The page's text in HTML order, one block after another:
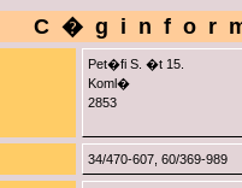
Pet�fi S. �t 15.
Koml�
2853
34/470-607, 60/369-989